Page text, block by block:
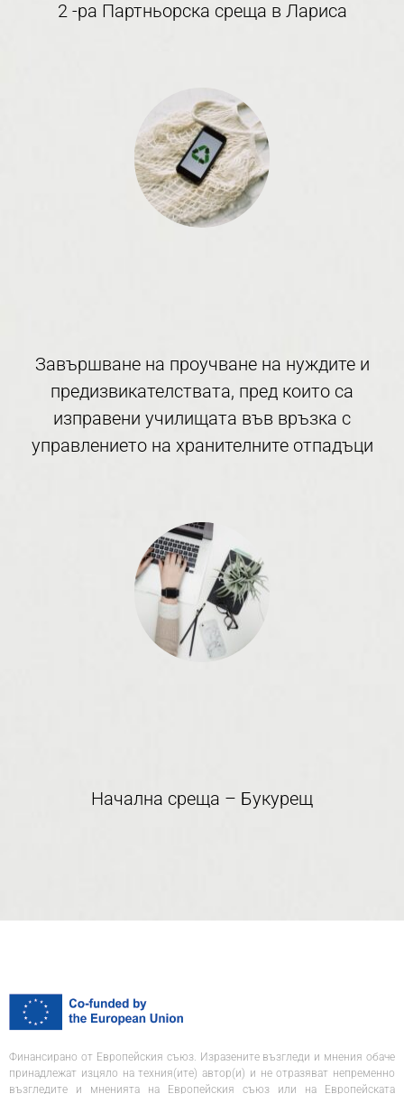
2 -ра Партньорска среща в Лариса
Завършване на проучване на нуждите и
предизвикателствата, пред които са
изправени училищата във връзка с
управлението на хранителните отпадъци
Начална среща – Букурещ
Финансирано от Европейския съюз. Изразените възгледи и мнения обаче
принадлежат изцяло на техния(ите) автор(и) и не отразяват непременно
възгледите и мненията на Европейския съюз или на Европейската